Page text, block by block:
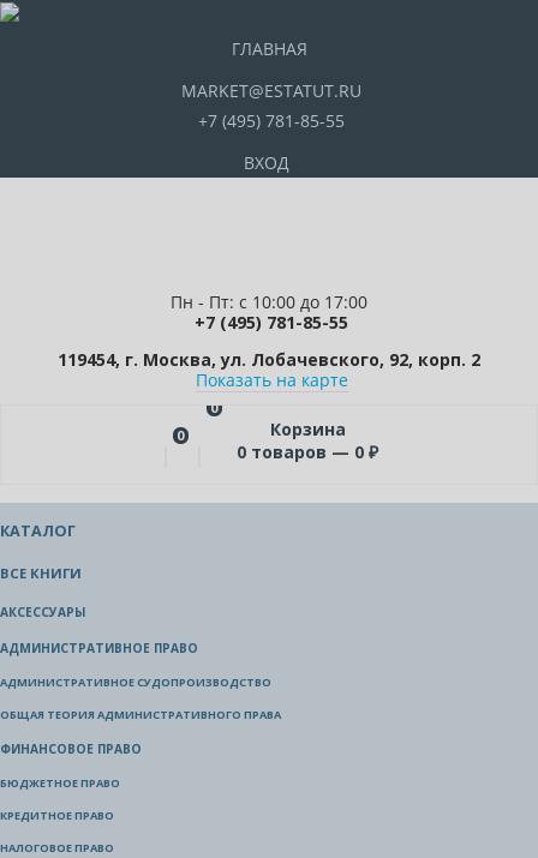
ГЛАВНАЯ
MARKET@ESTATUT.RU
+7 (495) 781-85-55
ВХОД
Пн - Пт: с 10:00 до 17:00
+7 (495) 781-85-55
119454, г. Москва, ул. Лобачевского, 92, корп. 2
Показать на карте
0
0
Корзина
0 товаров — 0 ₽
КАТАЛОГ
ВСЕ КНИГИ
АКСЕССУАРЫ
АДМИНИСТРАТИВНОЕ ПРАВО
АДМИНИСТРАТИВНОЕ СУДОПРОИЗВОДСТВО
ОБЩАЯ ТЕОРИЯ АДМИНИСТРАТИВНОГО ПРАВА
ФИНАНСОВОЕ ПРАВО
БЮДЖЕТНОЕ ПРАВО
КРЕДИТНОЕ ПРАВО
НАЛОГОВОЕ ПРАВО